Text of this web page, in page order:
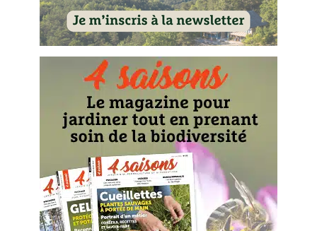
Vivre l’écologie
Protéger la nature
Enfants
Les 4 saisons
Archives